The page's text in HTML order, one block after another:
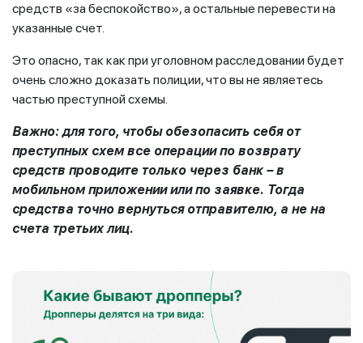
средств «за беспокойство», а остальные перевести на
указанные счет.
Это опасно, так как при уголовном расследовании будет
очень сложно доказать полиции, что вы не являетесь
частью преступной схемы.
Важно: для того, чтобы обезопасить себя от
преступных схем все операции по возврату
средств проводите только через банк – в
мобильном приложении или по заявке. Тогда
средства точно вернуться отправителю, а не на
счета третьих лиц.